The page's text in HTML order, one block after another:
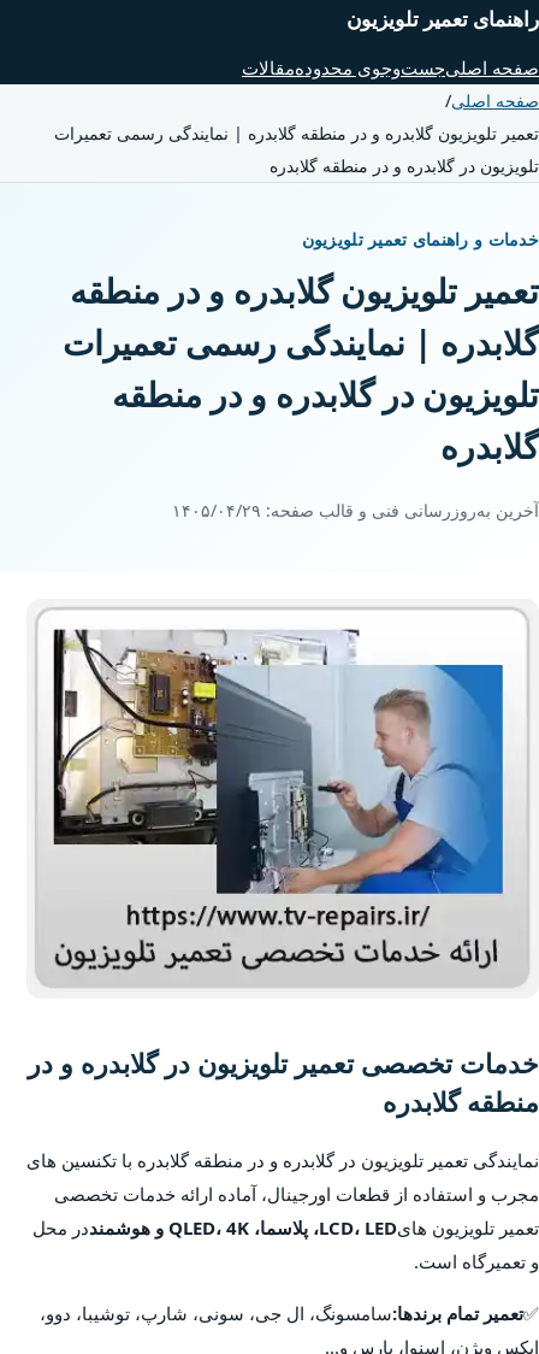
راهنمای تعمیر تلویزیون
صفحه اصلیجست‌وجوی محدودهمقالات
صفحه اصلی/
تعمیر تلویزیون گلابدره و در منطقه گلابدره | نمایندگی رسمی تعمیرات
تلویزیون در گلابدره و در منطقه گلابدره
خدمات و راهنمای تعمیر تلویزیون
تعمیر تلویزیون گلابدره و در منطقه
گلابدره | نمایندگی رسمی تعمیرات
تلویزیون در گلابدره و در منطقه
گلابدره
آخرین به‌روزرسانی فنی و قالب صفحه: ۱۴۰۵/۰۴/۲۹
خدمات تخصصی تعمیر تلویزیون در گلابدره و در
منطقه گلابدره
نمایندگی تعمیر تلویزیون در گلابدره و در منطقه گلابدره با تکنسین های
مجرب و استفاده از قطعات اورجینال، آماده ارائه خدمات تخصصی
تعمیر تلویزیون هایLCD، LED، پلاسما، QLED، 4K و هوشمند
در محل
و تعمیرگاه است.
✅تعمیر تمام برندها:سامسونگ، ال جی، سونی، شارپ، توشیبا، دوو،
ایکس ویژن، اسنوا، پارس و...